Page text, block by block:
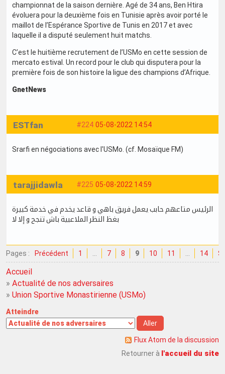
championnat de la saison dernière. Agé de 34 ans, Ben Htira
évoluera pour la deuxième fois en Tunisie après avoir porté le
maillot de l’Espérance Sportive de Tunis en 2017 et avec
laquelle il a disputé seulement huit matchs.
C’est le huitième recrutement de l’USMo en cette session de
mercato estival. Un record pour le club qui disputera pour la
première fois de son histoire la ligue des champions d’Afrique.
GnetNews
#224 05-08-2022 14:54
ESTfan
Srarfi en négociations avec l'USMo. (cf. Mosaïque FM)
#225 05-08-2022 14:59
tarajjidawla
الرئيس متاعهم حابب يعمل فريق باهي و قاعد يخدم في خدمة كبيرة
بغظ النظر الملاعبية باش تنجح و إلا لا
Pages : Précédent 1 … 7 8 9 10 11 … 14
Accueil
» Actualité de nos adversaires
» Union Sportive Monastirienne (USMo)
Atteindre
Flux Atom de la discussion
Retourner à l'accueil du site